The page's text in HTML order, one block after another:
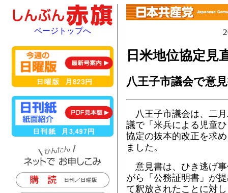
日米地位協定見
八王子市議会で意
八王子市議会は、二
議で「米兵による児童
協定の抜本的改正を求
ました。
意見書は、ひき逃げ
がら「公務証明書」が
て釈放されたことに対
ページトップへ